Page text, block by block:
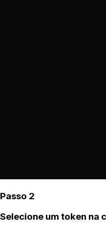
Passo 2
Selecione um token na